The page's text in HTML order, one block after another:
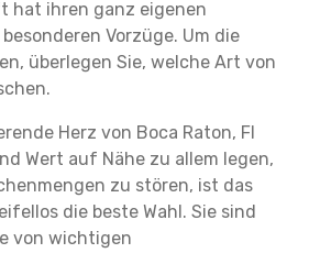
hat ihren ganz eigenen
Vorzüge. Um die
überlegen Sie, welche Art von
Herz von Boca Raton, Fl
Wert auf Nähe zu allem legen,
zu stören, ist das
die beste Wahl. Sie sind
von wichtigen